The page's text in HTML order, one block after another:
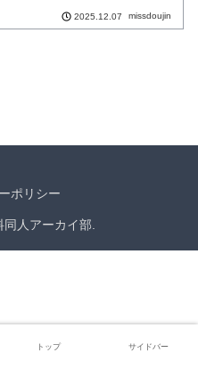
2025.12.07 missdoujin
ポリシー
人アーカイ部.
トップ サイドバー